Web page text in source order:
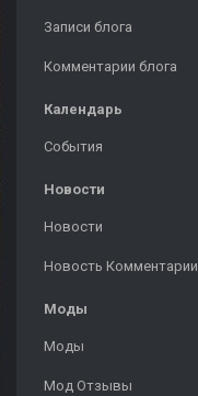
Записи блога
Комментарии блога
Календарь
События
Новости
Новости
Новость Комментарии
Моды
Моды
Мод Отзывы